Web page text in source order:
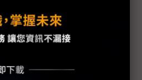
建置，有利於後續
開發，對於2030年規
二氧化碳工場，也可